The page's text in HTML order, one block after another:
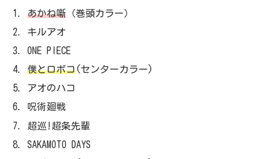
あかね噺 （巻頭カラー）
キルアオ
ONE PIECE
僕とロボコ(センターカラー)
アオのハコ
呪術廻戦
超巡!超条先輩
SAKAMOTO DAYS